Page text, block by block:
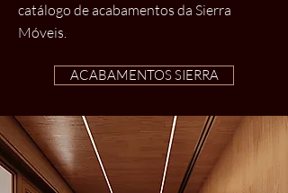
catálogo de acabamentos da Sierra
Móveis.
ACABAMENTOS SIERRA